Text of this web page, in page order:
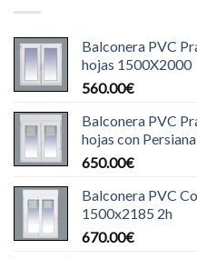
Balconera PVC
hojas 1500X2000
560.00€
Balconera PVC
hojas con
650.00€
Balconera PVC
1500x2185 2h
670.00€